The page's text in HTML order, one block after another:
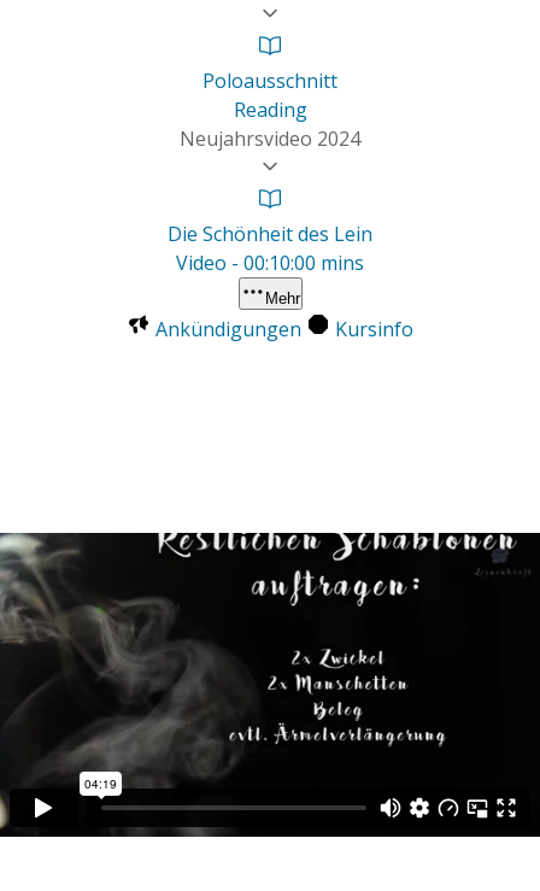
Poloausschnitt
Reading
Neujahrsvideo 2024
Die Schönheit des Lein
Video - 00:10:00 mins
Mehr
Ankündigungen Kursinfo